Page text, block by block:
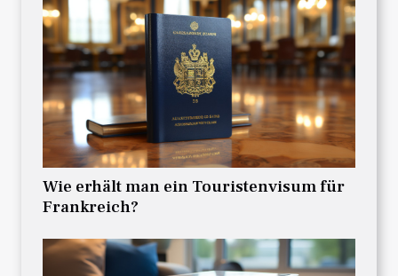
Wie erhält man ein Touristenvisum für
Frankreich?